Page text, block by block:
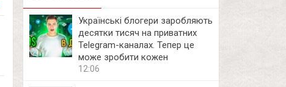
Українські блогери заробляють
десятки тисяч на приватних
Telegram-каналах. Тепер це
може зробити кожен
12:06